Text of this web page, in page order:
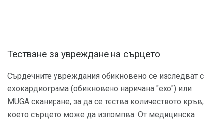
Тестване за увреждане на сърцето
Сърдечните увреждания обикновено се изследват с
ехокардиограма (обикновено наричана "ехо") или
MUGA сканиране, за да се тества количеството кръв,
което сърцето може да изпомпва. От медицинска